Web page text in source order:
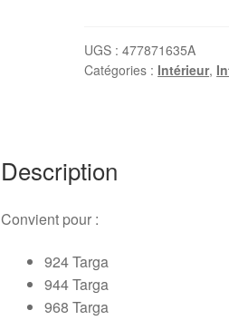
déflecteur
Targa
UGS :477871635A
Catégories : Intérieur,
Description
Convient pour :
924 Targa
944 Targa
968 Targa